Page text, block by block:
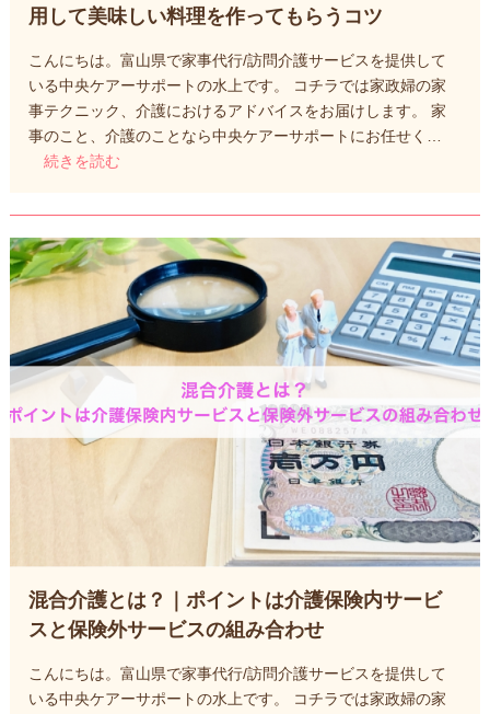
用して美味しい料理を作ってもらうコツ
こんにちは。富山県で家事代行/訪問介護サービスを提供して
いる中央ケアーサポートの水上です。 コチラでは家政婦の家
事テクニック、介護におけるアドバイスをお届けします。 家
事のこと、介護のことなら中央ケアーサポートにお任せく…
続きを読む
混合介護とは？｜ポイントは介護保険内サービ
スと保険外サービスの組み合わせ
こんにちは。富山県で家事代行/訪問介護サービスを提供して
いる中央ケアーサポートの水上です。 コチラでは家政婦の家